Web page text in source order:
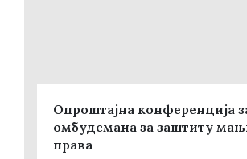
Опроштајна конференција
омбудсмана за заштиту
права